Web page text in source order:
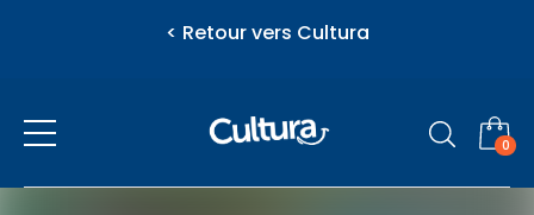
< Retour vers Cultura
0